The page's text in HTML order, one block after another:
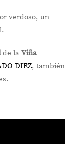
verdoso, un
de la Viña
DIEZ, también